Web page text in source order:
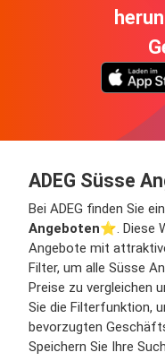
ADEG Süsse
Bei ADEG finden Sie
Angeboten⭐️. Diese
Angebote mit
Filter, um alle Süsse
Preise zu vergleichen
Sie die Filterfunktion,
bevorzugten
Speichern Sie Ihre